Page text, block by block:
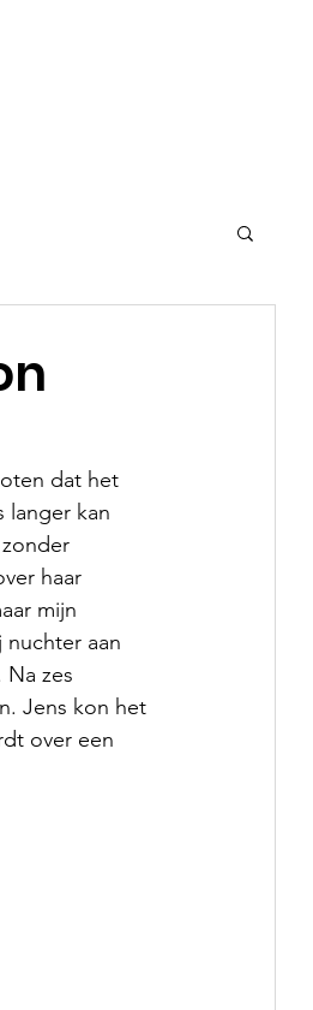
dat het
langer kan
haar
mijn
aan
Na zes
Jens kon het
over een